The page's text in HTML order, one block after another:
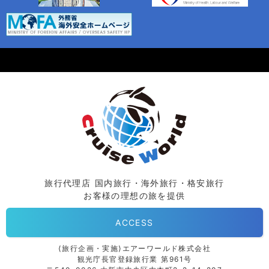
旅行代理店 国内旅行・海外旅行・格安旅行
お客様の理想の旅を提供
ACCESS
⟨旅行企画・実施⟩エアーワールド株式会社
観光庁長官登録旅行業 第961号